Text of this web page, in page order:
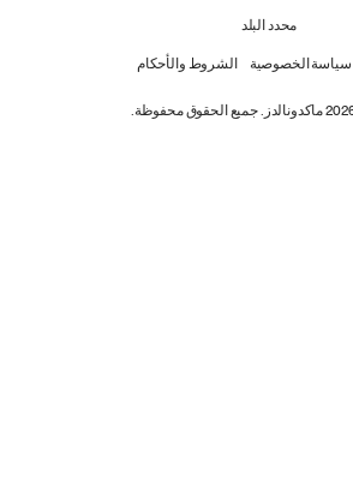
محدد البلد
سياسة الخصوصية الشروط والأحكام